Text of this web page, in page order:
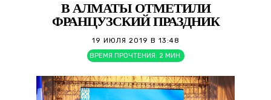
В АЛМАТЫ ОТМЕТИЛИ
ФРАНЦУЗСКИЙ ПРАЗДНИК
19 ИЮЛЯ 2019 В 13:48
ВРЕМЯ ПРОЧТЕНИЯ: 2 МИН.